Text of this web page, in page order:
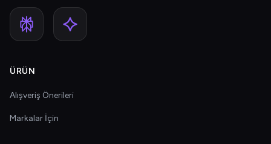
ÜRÜN
Alışveriş Önerileri
Markalar İçin